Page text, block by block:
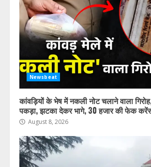
Newsbeat
कांवड़ियों के भेष में नकली नोट चलाने वाला
पकड़ा, झटका देकर भागे, 30 हजार की फेक
August 8, 2026